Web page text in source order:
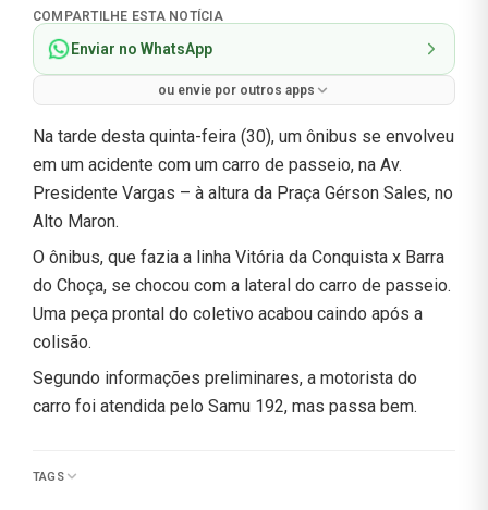
COMPARTILHE ESTA NOTÍCIA
Enviar no WhatsApp
ou envie por outros apps
Na tarde desta quinta-feira (30), um ônibus se envolveu
em um acidente com um carro de passeio, na Av.
Presidente Vargas – à altura da Praça Gérson Sales, no
Alto Maron.
O ônibus, que fazia a linha Vitória da Conquista x Barra
do Choça, se chocou com a lateral do carro de passeio.
Uma peça prontal do coletivo acabou caindo após a
colisão.
Segundo informações preliminares, a motorista do
carro foi atendida pelo Samu 192, mas passa bem.
TAGS